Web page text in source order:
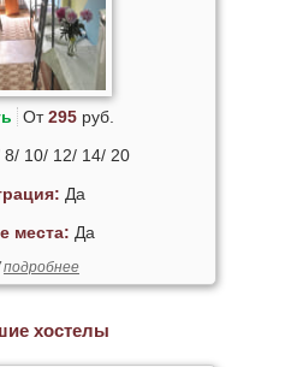
От295руб.
8/ 10/ 12/ 14/ 20
Да
места: Да
подробнее
хостелы